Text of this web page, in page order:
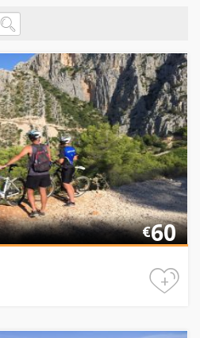
€60
+